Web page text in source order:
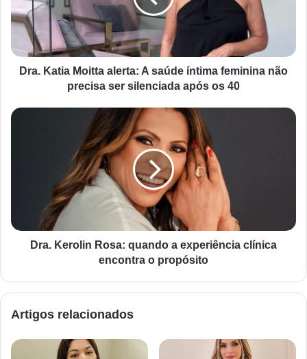
Dra. Katia Moitta alerta: A saúde íntima feminina não
precisa ser silenciada após os 40
Dra. Kerolin Rosa: quando a experiência clínica
encontra o propósito
Artigos relacionados